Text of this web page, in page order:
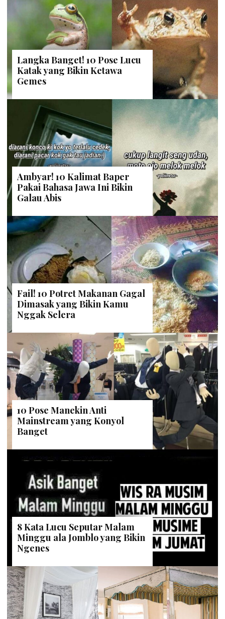
Langka Banget! 10 Pose Lucu
Katak yang Bikin Ketawa
Gemes
Ambyar! 10 Kalimat Baper
Pakai Bahasa Jawa Ini Bikin
Galau Abis
Fail! 10 Potret Makanan Gagal
Dimasak yang Bikin Kamu
Nggak Selera
10 Pose Manekin Anti
Mainstream yang Konyol
Banget
8 Kata Lucu Seputar Malam
Minggu ala Jomblo yang Bikin
Ngenes